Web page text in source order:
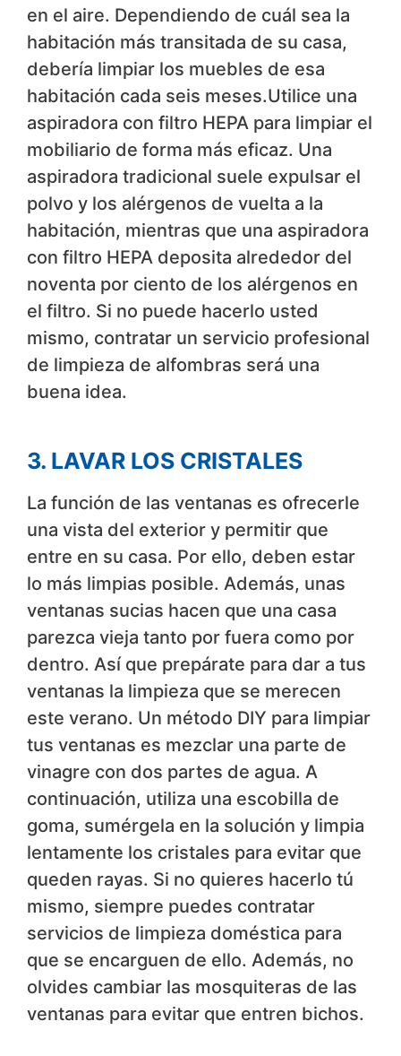
en el aire. Dependiendo de cuál sea la
habitación más transitada de su casa,
debería limpiar los muebles de esa
habitación cada seis meses.Utilice una
aspiradora con filtro HEPA para limpiar el
mobiliario de forma más eficaz. Una
aspiradora tradicional suele expulsar el
polvo y los alérgenos de vuelta a la
habitación, mientras que una aspiradora
con filtro HEPA deposita alrededor del
noventa por ciento de los alérgenos en
el filtro. Si no puede hacerlo usted
mismo, contratar un servicio profesional
de limpieza de alfombras será una
buena idea.
3. LAVAR LOS CRISTALES
La función de las ventanas es ofrecerle
una vista del exterior y permitir que
entre en su casa. Por ello, deben estar
lo más limpias posible. Además, unas
ventanas sucias hacen que una casa
parezca vieja tanto por fuera como por
dentro. Así que prepárate para dar a tus
ventanas la limpieza que se merecen
este verano. Un método DIY para limpiar
tus ventanas es mezclar una parte de
vinagre con dos partes de agua. A
continuación, utiliza una escobilla de
goma, sumérgela en la solución y limpia
lentamente los cristales para evitar que
queden rayas. Si no quieres hacerlo tú
mismo, siempre puedes contratar
servicios de limpieza doméstica para
que se encarguen de ello. Además, no
olvides cambiar las mosquiteras de las
ventanas para evitar que entren bichos.